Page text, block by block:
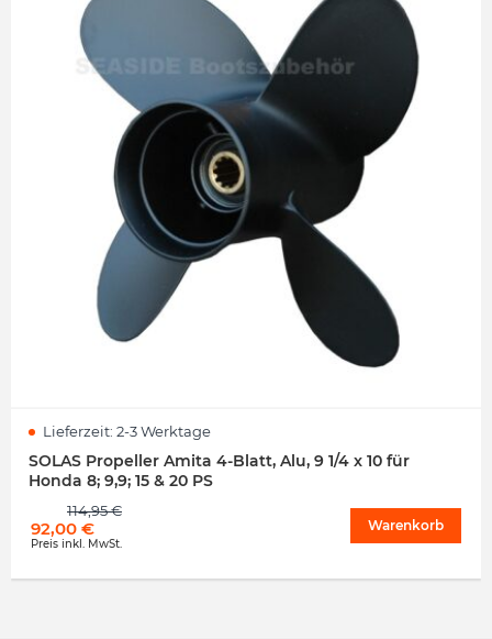
Lieferzeit: 2-3 Werktage
SOLAS Propeller Amita 4-Blatt, Alu, 9 1/4 x 10 für
Honda 8; 9,9; 15 & 20 PS
114,95€
92,00 €
Preis inkl. MwSt.
Warenkorb